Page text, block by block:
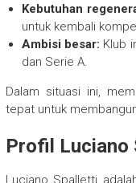
Kebutuhan
untuk kembali
Ambisi besar: Klub
dan Serie A.
Dalam situasi ini,
tepat untuk
Profil Luciano
Luciano Spalletti